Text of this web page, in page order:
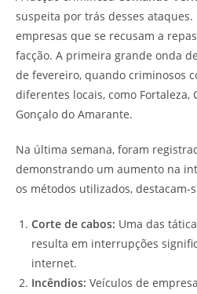
suspeita por trás desses ataques.
empresas que se recusam a
facção. A primeira grande onda
de fevereiro, quando criminosos
diferentes locais, como Fortaleza,
Gonçalo do Amarante.
Na última semana, foram
demonstrando um aumento na
os métodos utilizados, destacam-
Corte de cabos: Uma das
resulta em interrupções
internet.
Incêndios: Veículos de